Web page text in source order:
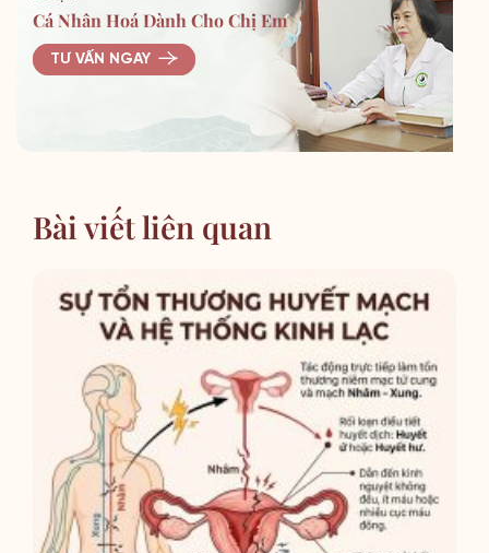
Cá Nhân Hoá Dành Cho Chị Em
TƯ VẤN NGAY
Bài viết liên quan